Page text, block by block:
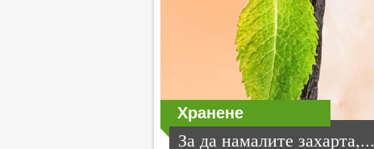
Хранене
За да намалите захарта,...